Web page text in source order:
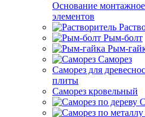
Основание
элементов
Рым-болт
Рым-
Саморез
Саморез для
плиты
Саморез кровельный